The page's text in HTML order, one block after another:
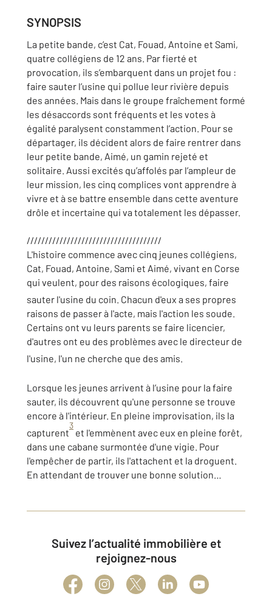
SYNOPSIS
La petite bande, c’est Cat, Fouad, Antoine et Sami,
quatre collégiens de 12 ans. Par fierté et
provocation, ils s’embarquent dans un projet fou :
faire sauter l’usine qui pollue leur rivière depuis
des années. Mais dans le groupe fraîchement formé
les désaccords sont fréquents et les votes à
égalité paralysent constamment l’action. Pour se
départager, ils décident alors de faire rentrer dans
leur petite bande, Aimé, un gamin rejeté et
solitaire. Aussi excités qu’affolés par l’ampleur de
leur mission, les cinq complices vont apprendre à
vivre et à se battre ensemble dans cette aventure
drôle et incertaine qui va totalement les dépasser.
/////////////////////////////////////
L'histoire commence avec cinq jeunes collégiens,
Cat, Fouad, Antoine, Sami et Aimé, vivant en Corse
qui veulent, pour des raisons écologiques, faire
sauter l'usine du coin. Chacun d'eux a ses propres
raisons de passer à l'acte, mais l'action les soude.
Certains ont vu leurs parents se faire licencier,
d'autres ont eu des problèmes avec le directeur de
l'usine, l'un ne cherche que des amis.
Lorsque les jeunes arrivent à l’usine pour la faire
sauter, ils découvrent qu'une personne se trouve
encore à l'intérieur. En pleine improvisation, ils la
capturent
3
et l'emmènent avec eux en pleine forêt,
dans une cabane surmontée d'une vigie. Pour
l'empêcher de partir, ils l'attachent et la droguent.
En attendant de trouver une bonne solution…
Suivez l’actualité immobilière et
rejoignez-nous